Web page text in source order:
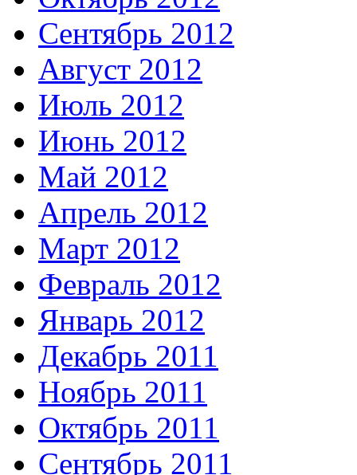
Сентябрь 2012
Август 2012
Июль 2012
Июнь 2012
Май 2012
Апрель 2012
Март 2012
Февраль 2012
Январь 2012
Декабрь 2011
Ноябрь 2011
Октябрь 2011
Сентябрь 2011